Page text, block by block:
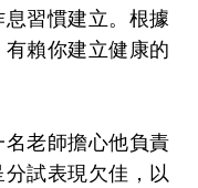
習慣建立。根據
賴你建立健康的
名老師擔心他負責
試表現欠佳，以